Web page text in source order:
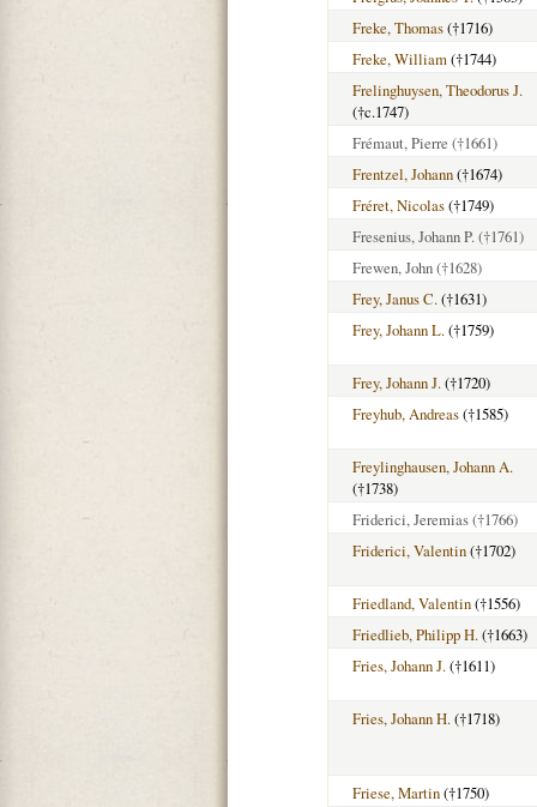
Freke, Thomas(†1716)
Freke, William(†1744)
Frelinghuysen, Theodorus J.
(†c.1747)
Frémaut, Pierre (†1661)
Frentzel, Johann(†1674)
Fréret, Nicolas(†1749)
Fresenius, Johann P.(†1761)
Frewen, John(†1628)
Frey, Janus C.(†1631)
Frey, Johann L.(†1759)
Frey, Johann J.(†1720)
Freyhub, Andreas(†1585)
Freylinghausen, Johann A.
(†1738)
Friderici, Jeremias(†1766)
Friderici, Valentin(†1702)
Friedland, Valentin(†1556)
Friedlieb, Philipp H.(†1663)
Fries, Johann J.(†1611)
Fries, Johann H.(†1718)
Friese, Martin(†1750)